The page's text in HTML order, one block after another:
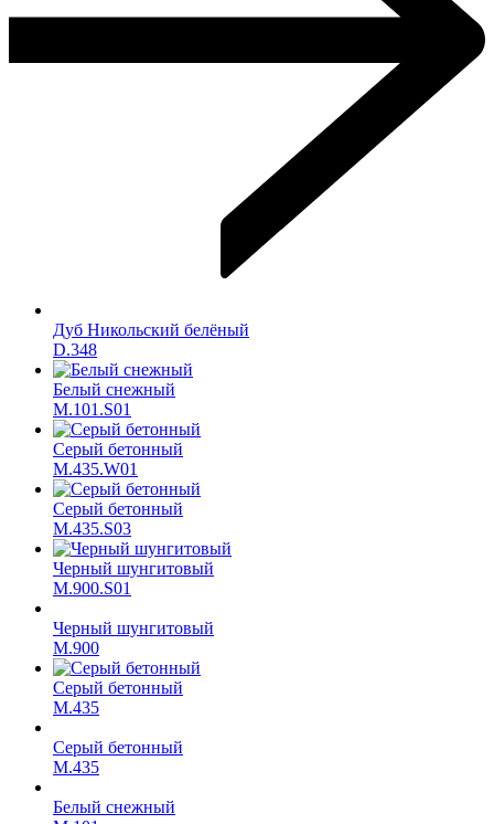
Дуб Никольский белёный
D.348
Белый снежный
M.101.S01
Серый бетонный
M.435.W01
Серый бетонный
M.435.S03
Черный шунгитовый
M.900.S01
Черный шунгитовый
M.900
Серый бетонный
М.435
Серый бетонный
М.435
Белый снежный